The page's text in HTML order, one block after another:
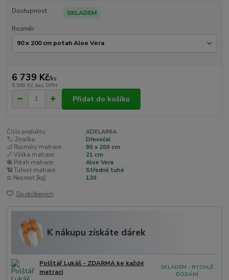
Dostupnost
SKLADEM
Rozměr
6 739 Kč/ks
5 569 Kč bez DPH
Přidat do košíku
Číslo produktu:
ADELA90A
🏷️ Značka:
Dřevočal
📐 Rozměry matrace:
90 x 200 cm
📏 Výška matrace:
21 cm
🧶 Potah matrace:
Aloe Vera
📶 Tuhost matrace:
Středně tuhé
⚖️ Nosnost [kg]:
130
Do oblíbených
K nákupu získáte dárek
Polštář Lukáš - ZDARMA ke každé
matraci
SKLADEM - RYCHLÉ
DODÁNÍ